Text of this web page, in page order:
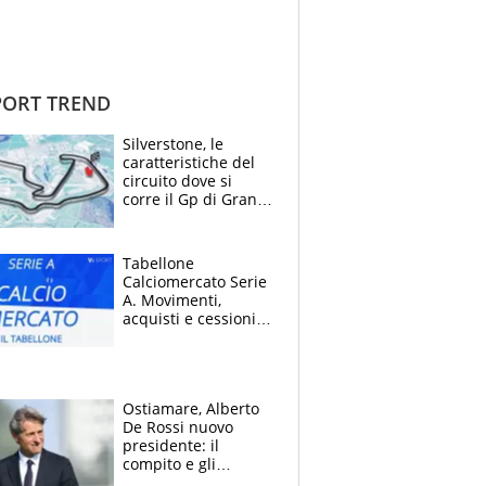
TREND
Silverstone, le
caratteristiche del
circuito dove si
corre il Gp di Gran
Tabellone
Calciomercato Serie
A. Movimenti,
acquisti e cessioni:
Ostiamare, Alberto
De Rossi nuovo
presidente: il
compito e gli